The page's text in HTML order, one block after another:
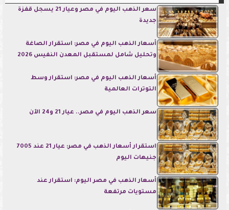
سعر الذهب اليوم في مصر وعيار 21 يسجل قفزة
جديدة
أسعار الذهب اليوم في مصر: استقرار الصاغة
وتحليل شامل لمستقبل المعدن النفيس 2026
أسعار الذهب اليوم في مصر: استقرار وسط
التوترات العالمية
سعر الذهب اليوم في مصر.. عيار 21 و24 الآن
استقرار أسعار الذهب في مصر: عيار 21 عند 7005
جنيهات اليوم
أسعار الذهب في مصر اليوم: استقرار عند
مستويات مرتفعة